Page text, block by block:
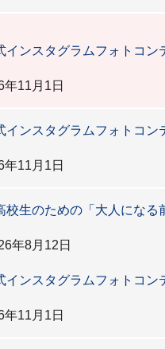
インスタグラムフォトコン
11月1日
インスタグラムフォトコン
11月1日
校生のための「大人にな
年8月12日
インスタグラムフォトコン
11月1日